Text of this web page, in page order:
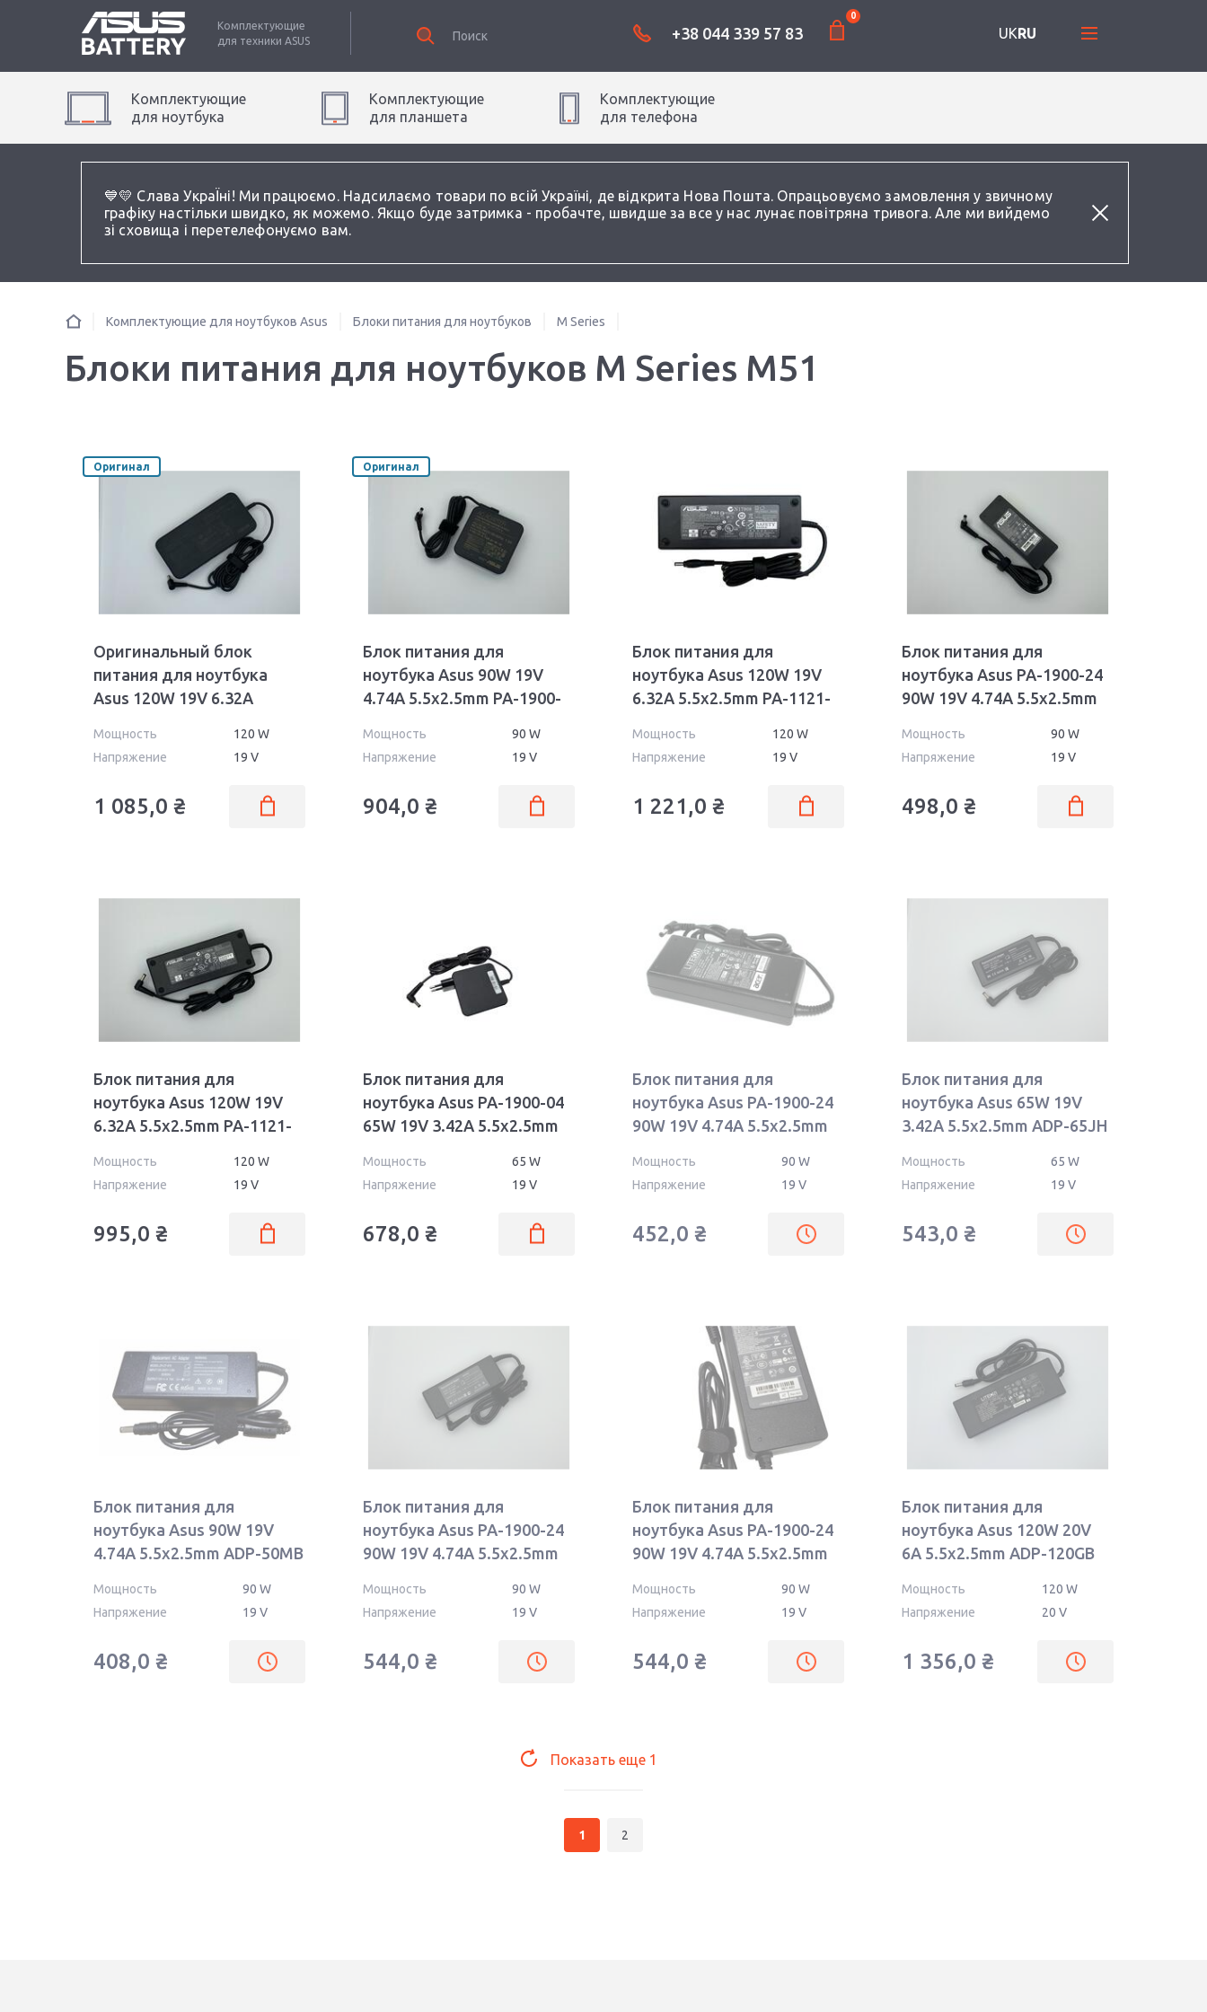
💙💛 Слава УкраЇні! Ми працюємо. Надсилаємо товари по всій Україні, де відкрита Нова Пошта. Опрацьовуємо замовлення у звичному
графіку настільки швидко, як можемо. Якщо буде затримка - пробачте, швидше за все у нас лунає повітряна тривога. Але ми вийдемо
зі сховища і перетелефонуємо вам.
Комплектующие
для техники ASUS +38 044 339 57 83
0
UKRU
Комплектующие
для ноутбука
Комплектующие
для планшета
Комплектующие
для телефона
Комплектующие для ноутбуков Asus Блоки питания для ноутбуков M Series
Блоки питания для ноутбуков M Series M51
Оригинал
Оригинальный блок
питания для ноутбука
Asus 120W 19V 6.32A
Мощность
120 W
Напряжение
19 V
1 085,0 ₴
Оригинал
Блок питания для
ноутбука Asus 90W 19V
4.74A 5.5x2.5mm PA-1900-
Мощность
90 W
Напряжение
19 V
904,0 ₴
Блок питания для
ноутбука Asus 120W 19V
6.32A 5.5x2.5mm PA-1121-
Мощность
120 W
Напряжение
19 V
1 221,0 ₴
Блок питания для
ноутбука Asus PA-1900-24
90W 19V 4.74A 5.5x2.5mm
Мощность
90 W
Напряжение
19 V
498,0 ₴
Блок питания для
ноутбука Asus 120W 19V
6.32A 5.5x2.5mm PA-1121-
Мощность
120 W
Напряжение
19 V
995,0 ₴
Блок питания для
ноутбука Asus PA-1900-04
65W 19V 3.42A 5.5x2.5mm
Мощность
65 W
Напряжение
19 V
678,0 ₴
Блок питания для
ноутбука Asus PA-1900-24
90W 19V 4.74A 5.5x2.5mm
Мощность
90 W
Напряжение
19 V
452,0 ₴
Блок питания для
ноутбука Asus 65W 19V
3.42A 5.5x2.5mm ADP-65JH
Мощность
65 W
Напряжение
19 V
543,0 ₴
Блок питания для
ноутбука Asus 90W 19V
4.74A 5.5x2.5mm ADP-50MB
Мощность
90 W
Напряжение
19 V
408,0 ₴
Блок питания для
ноутбука Asus PA-1900-24
90W 19V 4.74A 5.5x2.5mm
Мощность
90 W
Напряжение
19 V
544,0 ₴
Блок питания для
ноутбука Asus PA-1900-24
90W 19V 4.74A 5.5x2.5mm
Мощность
90 W
Напряжение
19 V
544,0 ₴
Блок питания для
ноутбука Asus 120W 20V
6A 5.5x2.5mm ADP-120GB
Мощность
120 W
Напряжение
20 V
1 356,0 ₴
Показать еще 1
1 2